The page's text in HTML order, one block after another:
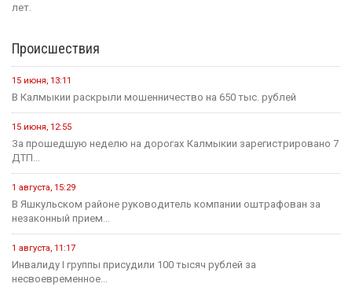
лет.
Происшествия
15 июня, 13:11
В Калмыкии раскрыли мошенничество на 650 тыс. рублей
15 июня, 12:55
За прошедшую неделю на дорогах Калмыкии зарегистрировано 7
ДТП...
1 августа, 15:29
В Яшкульском районе руководитель компании оштрафован за
незаконный прием...
1 августа, 11:17
Инвалиду I группы присудили 100 тысяч рублей за
несвоевременное...